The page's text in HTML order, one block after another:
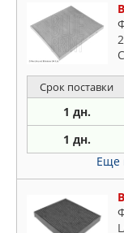
Срок поставки
1 дн.
1 дн.
Еще